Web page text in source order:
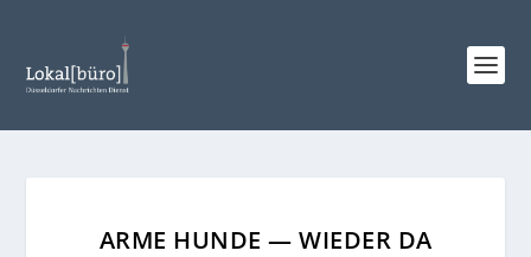
ARME HUNDE — WIEDER DA